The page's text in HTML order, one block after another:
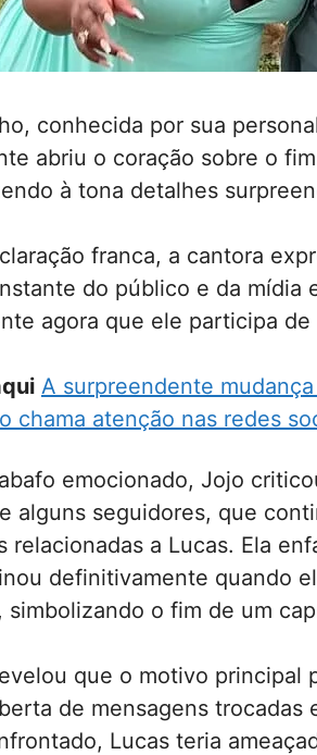
conhecida por sua
abriu o coração sobre o
à tona detalhes
franca, a cantora
do público e da mídia
agora que ele participa
A surpreendente
chama atenção nas redes
emocionado, Jojo
alguns seguidores, que
relacionadas a Lucas. Ela
definitivamente quando
simbolizando o fim de um
que o motivo principal
de mensagens trocadas
Lucas teria